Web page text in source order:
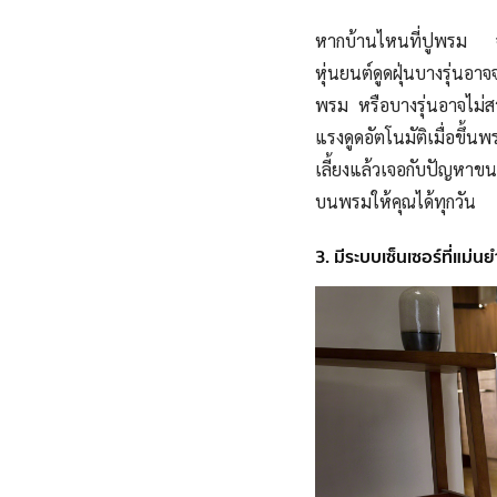
หากบ้านไหนที่ปูพรม จ
หุ่นยนต์ดูดฝุ่นบางรุ่นอาจ
พรม หรือบางรุ่นอาจไม่
แรงดูดอัตโนมัติเมื่อขึ้น
เลี้ยงแล้วเจอกับปัญหาข
บนพรมให้คุณได้ทุกวัน
3. มีระบบเซ็นเซอร์ที่แม่